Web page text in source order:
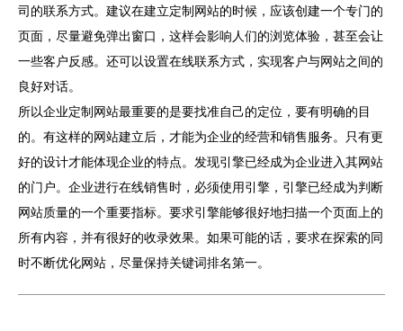
司的联系方式。建议在建立定制网站的时候，应该创建一个专门的
页面，尽量避免弹出窗口，这样会影响人们的浏览体验，甚至会让
一些客户反感。还可以设置在线联系方式，实现客户与网站之间的
良好对话。
所以企业定制网站最重要的是要找准自己的定位，要有明确的目
的。有这样的网站建立后，才能为企业的经营和销售服务。只有更
好的设计才能体现企业的特点。发现引擎已经成为企业进入其网站
的门户。企业进行在线销售时，必须使用引擎，引擎已经成为判断
网站质量的一个重要指标。要求引擎能够很好地扫描一个页面上的
所有内容，并有很好的收录效果。如果可能的话，要求在探索的同
时不断优化网站，尽量保持关键词排名第一。